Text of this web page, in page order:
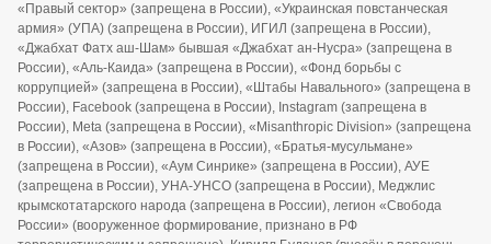
«Правый сектор» (запрещена в России), «Украинская повстанческая
армия» (УПА) (запрещена в России), ИГИЛ (запрещена в России),
«Джабхат Фатх аш-Шам» бывшая «Джабхат ан-Нусра» (запрещена в
России), «Аль-Каида» (запрещена в России), «Фонд борьбы с
коррупцией» (запрещена в России), «Штабы Навального» (запрещена в
России), Facebook (запрещена в России), Instagram (запрещена в
России), Meta (запрещена в России), «Misanthropic Division» (запрещена
в России), «Азов» (запрещена в России), «Братья-мусульмане»
(запрещена в России), «Аум Синрике» (запрещена в России), АУЕ
(запрещена в России), УНА-УНСО (запрещена в России), Меджлис
крымскотатарского народа (запрещена в России), легион «Свобода
России» (вооруженное формирование, признано в РФ